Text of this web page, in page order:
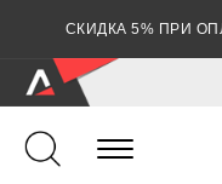
СКИДКА 5% ПРИ